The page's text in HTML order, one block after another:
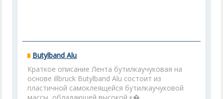
Butylband Alu
Краткое описание Лента бутилкаучуковая на
основе illbruck Butylband Alu состоит из
пластичной самоклеящейся бутилкаучуковой